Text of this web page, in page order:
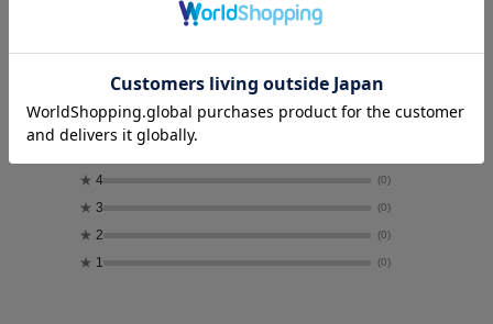
5.0
レビュー件数：1件
★ 4 (0)
★ 3 (0)
★ 2 (0)
★ 1 (0)